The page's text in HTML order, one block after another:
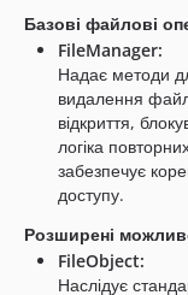
Базові файлові
FileManager:
Надає методи
видалення
відкриття,
логіка
забезпечує
доступу.
Розширені
FileObject:
Наслідує